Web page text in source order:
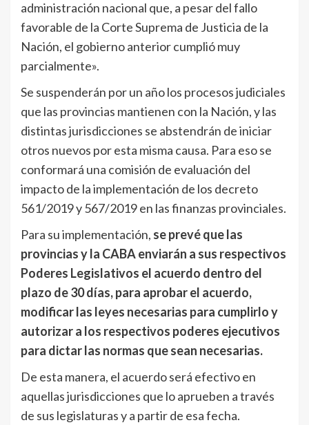
administración nacional que, a pesar del fallo
favorable de la Corte Suprema de Justicia de la
Nación, el gobierno anterior cumplió muy
parcialmente».
Se suspenderán por un año los procesos judiciales
que las provincias mantienen con la Nación, y las
distintas jurisdicciones se abstendrán de iniciar
otros nuevos por esta misma causa. Para eso se
conformará una comisión de evaluación del
impacto de la implementación de los decreto
561/2019 y 567/2019 en las finanzas provinciales.
Para su implementación, se prevé que las
provincias y la CABA enviarán a sus respectivos
Poderes Legislativos el acuerdo dentro del
plazo de 30 días, para aprobar el acuerdo,
modificar las leyes necesarias para cumplirlo y
autorizar a los respectivos poderes ejecutivos
para dictar las normas que sean necesarias.
De esta manera, el acuerdo será efectivo en
aquellas jurisdicciones que lo aprueben a través
de sus legislaturas y a partir de esa fecha.